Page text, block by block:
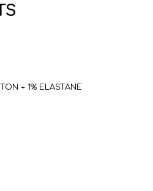
+ 1% ELASTANE